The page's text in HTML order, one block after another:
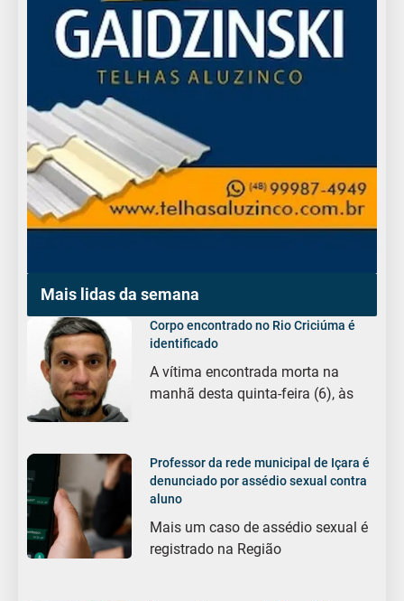
Mais lidas da semana
Corpo encontrado no Rio Criciúma é
identificado
A vítima encontrada morta na
manhã desta quinta-feira (6), às
Professor da rede municipal de Içara é
denunciado por assédio sexual contra
aluno
Mais um caso de assédio sexual é
registrado na Região